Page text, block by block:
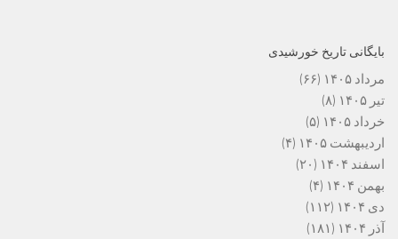
بایگانی تاریخ خورشیدی
مرداد ۱۴۰۵
(۶۶)
تیر ۱۴۰۵
(۸)
خرداد ۱۴۰۵
(۵)
اردیبهشت ۱۴۰۵
(۴)
اسفند ۱۴۰۴
(۲۰)
بهمن ۱۴۰۴
(۴)
دی ۱۴۰۴
(۱۱۲)
آذر ۱۴۰۴
(۱۸۱)